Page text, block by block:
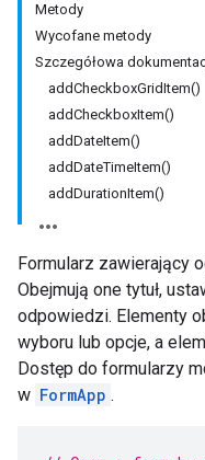
Metody
Wycofane metody
Szczegółowa
addCheckboxGridItem()
addCheckboxItem()
addDateItem()
addDateTimeItem()
addDurationItem()
Formularz zawierający
Obejmują one tytuł,
odpowiedzi. Elementy
wyboru lub opcje, a
Dostęp do formularzy
w FormApp .